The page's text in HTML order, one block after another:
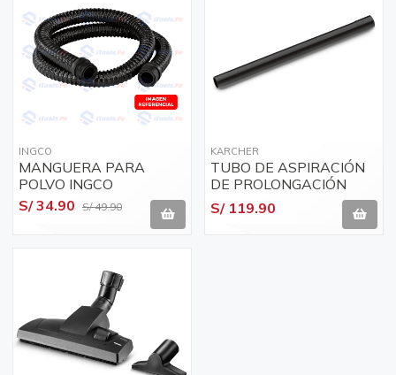
INGCO
MANGUERA PARA
POLVO INGCO
S/ 34.90 S/ 49.90
KARCHER
TUBO DE ASPIRACIÓN
DE PROLONGACIÓN
S/ 119.90